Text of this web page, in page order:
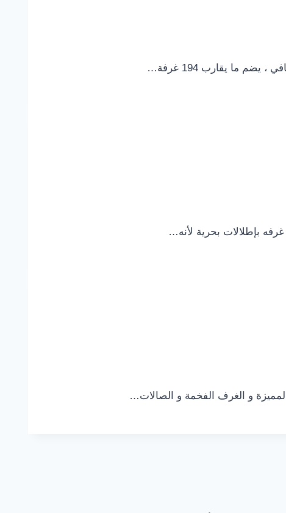
بإطلالات بحرية لأنه…
و الغرف الفخمة و الصالات…